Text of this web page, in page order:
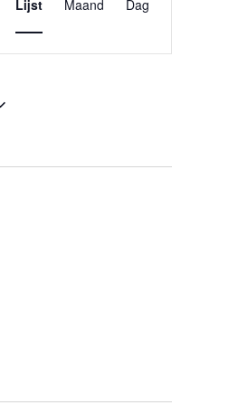
weergaven
Lijst Maand Dag